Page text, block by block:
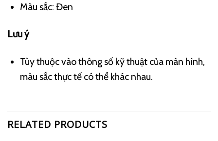
Màu sắc: Đen
Lưu ý
Tùy thuộc vào thông số kỹ thuật của màn hình,
màu sắc thực tế có thể khác nhau.
RELATED PRODUCTS